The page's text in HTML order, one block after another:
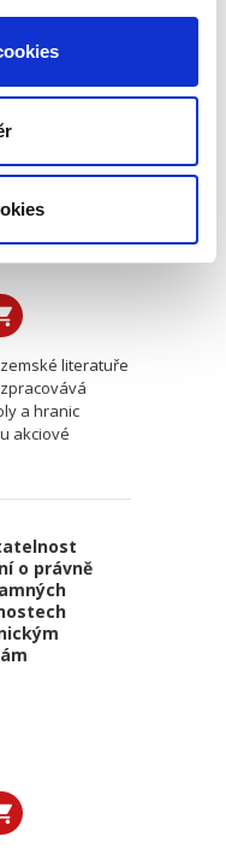
společnosti
literatuře
a hranic
akciové
o právně